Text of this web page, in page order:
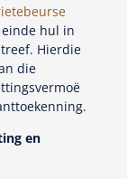
hul in
Hierdie
die
en